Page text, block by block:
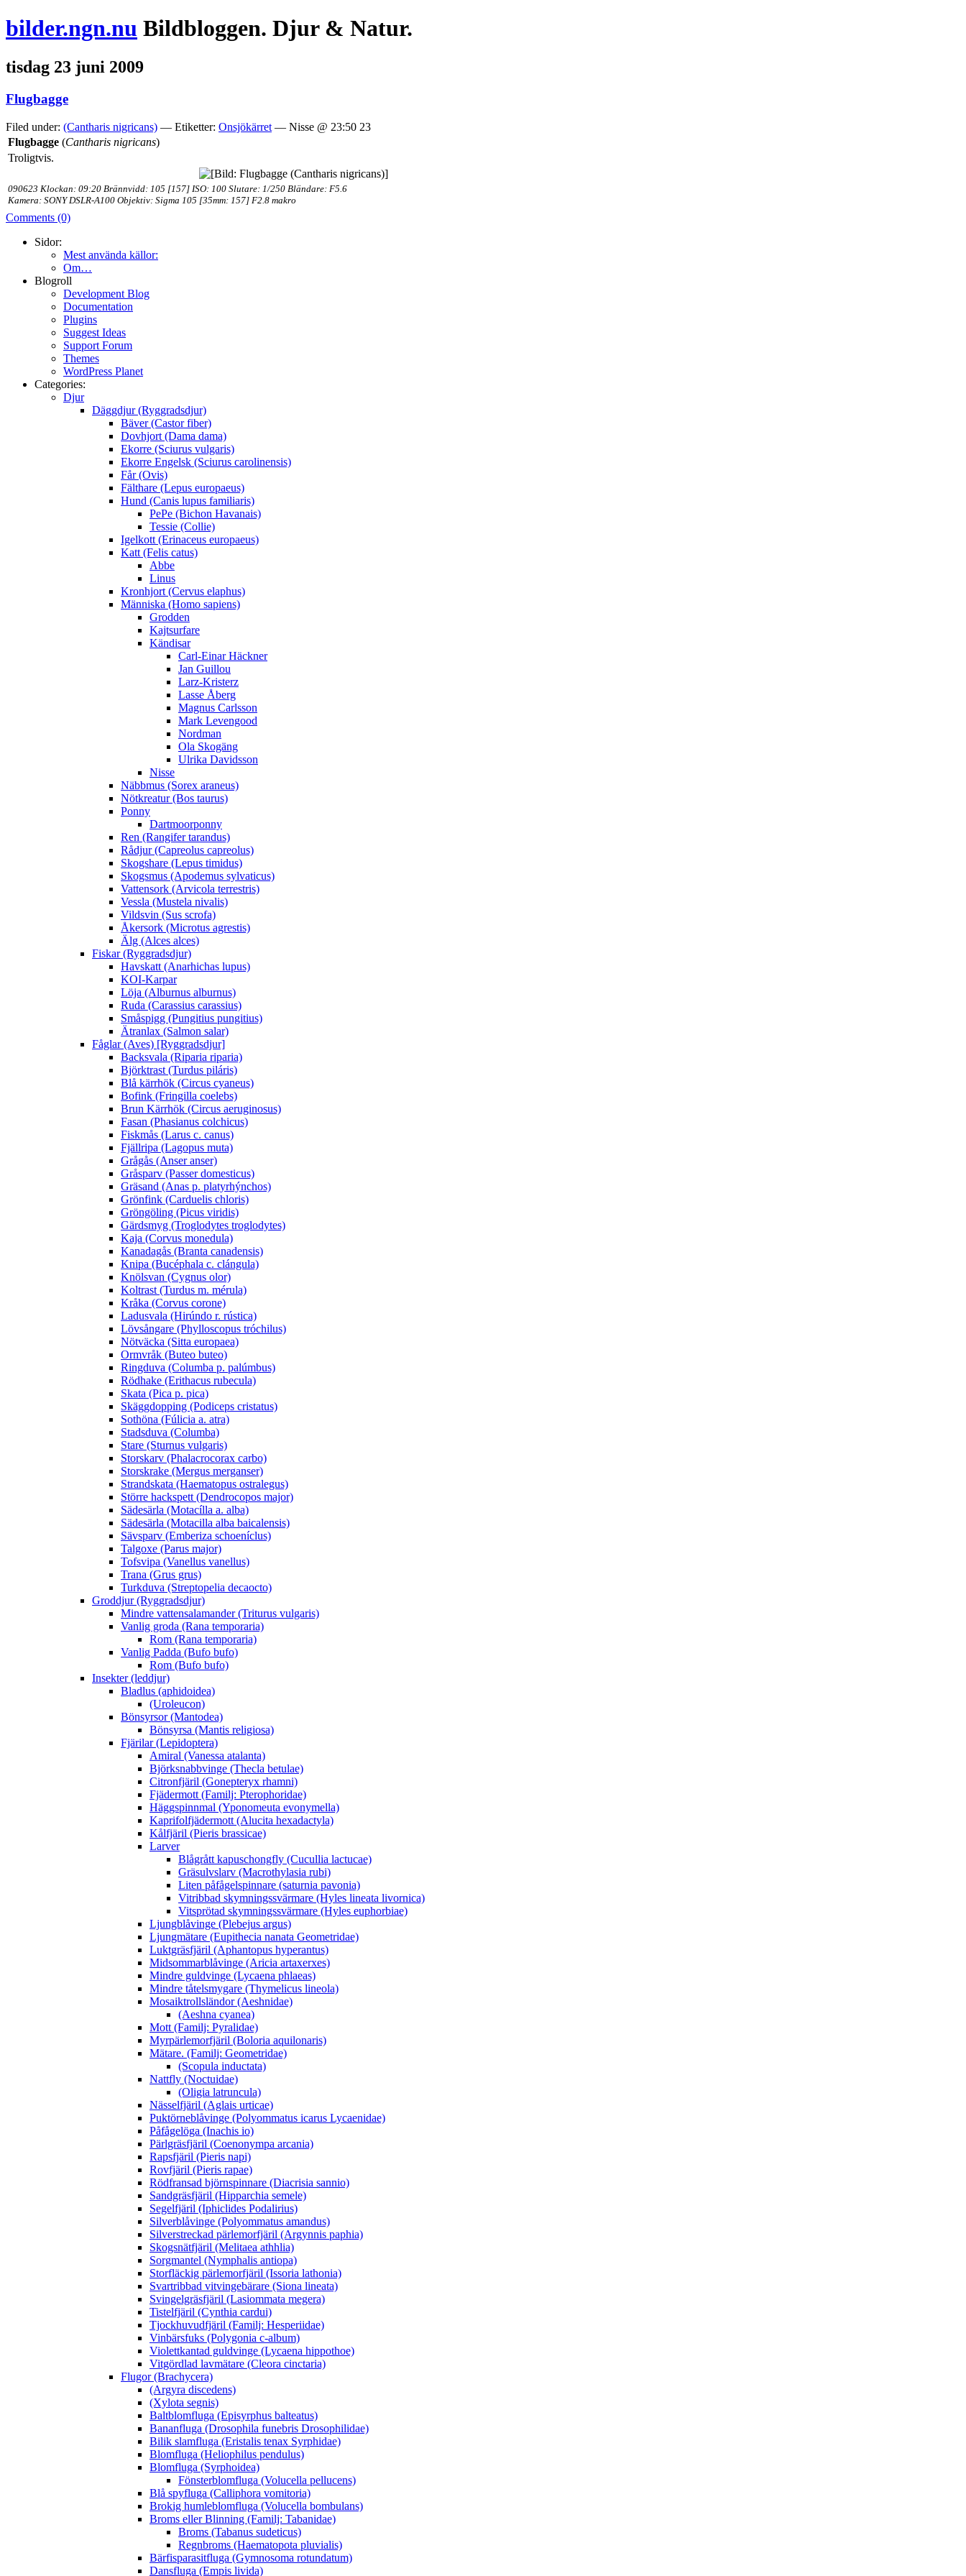
bilder.ngn.nu Bildbloggen. Djur & Natur.
tisdag 23 juni 2009
Flugbagge
Filed under: (Cantharis nigricans) — Etiketter: Onsjökärret — Nisse @ 23:50 23
Flugbagge (Cantharis nigricans)
Troligtvis.
090623 Klockan: 09:20 Brännvidd: 105 [157] ISO: 100 Slutare: 1/250 Bländare: F5.6
Kamera: SONY DSLR-A100 Objektiv: Sigma 105 [35mm: 157] F2.8 makro
Comments (0)
Sidor:
Mest använda källor:
Om…
Blogroll
Development Blog
Documentation
Plugins
Suggest Ideas
Support Forum
Themes
WordPress Planet
Categories:
Djur
Däggdjur (Ryggradsdjur)
Bäver (Castor fiber)
Dovhjort (Dama dama)
Ekorre (Sciurus vulgaris)
Ekorre Engelsk (Sciurus carolinensis)
Får (Ovis)
Fälthare (Lepus europaeus)
Hund (Canis lupus familiaris)
PePe (Bichon Havanais)
Tessie (Collie)
Igelkott (Erinaceus europaeus)
Katt (Felis catus)
Abbe
Linus
Kronhjort (Cervus elaphus)
Människa (Homo sapiens)
Grodden
Kajtsurfare
Kändisar
Carl-Einar Häckner
Jan Guillou
Larz-Kristerz
Lasse Åberg
Magnus Carlsson
Mark Levengood
Nordman
Ola Skogäng
Ulrika Davidsson
Nisse
Näbbmus (Sorex araneus)
Nötkreatur (Bos taurus)
Ponny
Dartmoorponny
Ren (Rangifer tarandus)
Rådjur (Capreolus capreolus)
Skogshare (Lepus timidus)
Skogsmus (Apodemus sylvaticus)
Vattensork (Arvicola terrestris)
Vessla (Mustela nivalis)
Vildsvin (Sus scrofa)
Åkersork (Microtus agrestis)
Älg (Alces alces)
Fiskar (Ryggradsdjur)
Havskatt (Anarhichas lupus)
KOI-Karpar
Löja (Alburnus alburnus)
Ruda (Carassius carassius)
Småspigg (Pungitius pungitius)
Ätranlax (Salmon salar)
Fåglar (Aves) [Ryggradsdjur]
Backsvala (Riparia riparia)
Björktrast (Turdus piláris)
Blå kärrhök (Circus cyaneus)
Bofink (Fringilla coelebs)
Brun Kärrhök (Circus aeruginosus)
Fasan (Phasianus colchicus)
Fiskmås (Larus c. canus)
Fjällripa (Lagopus muta)
Grågås (Anser anser)
Gråsparv (Passer domesticus)
Gräsand (Anas p. platyrhýnchos)
Grönfink (Carduelis chloris)
Gröngöling (Picus viridis)
Gärdsmyg (Troglodytes troglodytes)
Kaja (Corvus monedula)
Kanadagås (Branta canadensis)
Knipa (Bucéphala c. clángula)
Knölsvan (Cygnus olor)
Koltrast (Turdus m. mérula)
Kråka (Corvus corone)
Ladusvala (Hirúndo r. rústica)
Lövsångare (Phylloscopus tróchilus)
Nötväcka (Sitta europaea)
Ormvråk (Buteo buteo)
Ringduva (Columba p. palúmbus)
Rödhake (Erithacus rubecula)
Skata (Pica p. pica)
Skäggdopping (Podiceps cristatus)
Sothöna (Fúlicia a. atra)
Stadsduva (Columba)
Stare (Sturnus vulgaris)
Storskarv (Phalacrocorax carbo)
Storskrake (Mergus merganser)
Strandskata (Haematopus ostralegus)
Större hackspett (Dendrocopos major)
Sädesärla (Motacílla a. alba)
Sädesärla (Motacilla alba baicalensis)
Sävsparv (Emberiza schoeníclus)
Talgoxe (Parus major)
Tofsvipa (Vanellus vanellus)
Trana (Grus grus)
Turkduva (Streptopelia decaocto)
Groddjur (Ryggradsdjur)
Mindre vattensalamander (Triturus vulgaris)
Vanlig groda (Rana temporaria)
Rom (Rana temporaria)
Vanlig Padda (Bufo bufo)
Rom (Bufo bufo)
Insekter (leddjur)
Bladlus (aphidoidea)
(Uroleucon)
Bönsyrsor (Mantodea)
Bönsyrsa (Mantis religiosa)
Fjärilar (Lepidoptera)
Amiral (Vanessa atalanta)
Björksnabbvinge (Thecla betulae)
Citronfjäril (Gonepteryx rhamni)
Fjädermott (Familj: Pterophoridae)
Häggspinnmal (Yponomeuta evonymella)
Kaprifolfjädermott (Alucita hexadactyla)
Kålfjäril (Pieris brassicae)
Larver
Blågrått kapuschongfly (Cucullia lactucae)
Gräsulvslarv (Macrothylasia rubi)
Liten påfågelspinnare (saturnia pavonia)
Vitribbad skymningssvärmare (Hyles lineata livornica)
Vitsprötad skymningssvärmare (Hyles euphorbiae)
Ljungblåvinge (Plebejus argus)
Ljungmätare (Eupithecia nanata Geometridae)
Luktgräsfjäril (Aphantopus hyperantus)
Midsommarblåvinge (Aricia artaxerxes)
Mindre guldvinge (Lycaena phlaeas)
Mindre tåtelsmygare (Thymelicus lineola)
Mosaiktrollsländor (Aeshnidae)
(Aeshna cyanea)
Mott (Familj: Pyralidae)
Myrpärlemorfjäril (Boloria aquilonaris)
Mätare. (Familj: Geometridae)
(Scopula inductata)
Nattfly (Noctuidae)
(Oligia latruncula)
Nässelfjäril (Aglais urticae)
Puktörneblåvinge (Polyommatus icarus Lycaenidae)
Påfågelöga (Inachis io)
Pärlgräsfjäril (Coenonympa arcania)
Rapsfjäril (Pieris napi)
Rovfjäril (Pieris rapae)
Rödfransad björnspinnare (Diacrisia sannio)
Sandgräsfjäril (Hipparchia semele)
Segelfjäril (Iphiclides Podalirius)
Silverblåvinge (Polyommatus amandus)
Silverstreckad pärlemorfjäril (Argynnis paphia)
Skogsnätfjäril (Melitaea athhlia)
Sorgmantel (Nymphalis antiopa)
Storfläckig pärlemorfjäril (Issoria lathonia)
Svartribbad vitvingebärare (Siona lineata)
Svingelgräsfjäril (Lasiommata megera)
Tistelfjäril (Cynthia cardui)
Tjockhuvudfjäril (Familj: Hesperiidae)
Vinbärsfuks (Polygonia c-album)
Violettkantad guldvinge (Lycaena hippothoe)
Vitgördlad lavmätare (Cleora cinctaria)
Flugor (Brachycera)
(Argyra discedens)
(Xylota segnis)
Baltblomfluga (Episyrphus balteatus)
Bananfluga (Drosophila funebris Drosophilidae)
Bilik slamfluga (Eristalis tenax Syrphidae)
Blomfluga (Heliophilus pendulus)
Blomfluga (Syrphoidea)
Fönsterblomfluga (Volucella pellucens)
Blå spyfluga (Calliphora vomitoria)
Brokig humleblomfluga (Volucella bombulans)
Broms eller Blinning (Familj: Tabanidae)
Broms (Tabanus sudeticus)
Regnbroms (Haematopota pluvialis)
Bärfisparasitfluga (Gymnosoma rotundatum)
Dansfluga (Empis livida)